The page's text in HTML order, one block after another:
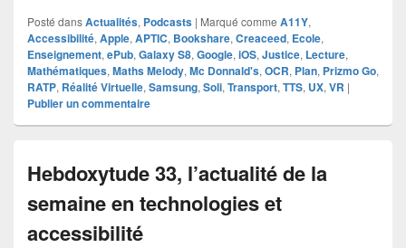
Posté dansActualités, Podcasts | Marqué comme A11Y,
Accessibilité, Apple, APTIC, Bookshare, Creaceed, Ecole,
Enseignement, ePub, Galaxy S8, Google, iOS, Justice, Lecture,
Mathématiques, Maths Melody, Mc Donnald's, OCR, Plan, Prizmo Go,
RATP, Réalité Virtuelle, Samsung, Soli, Transport, TTS, UX, VR |
Publier un commentaire
Hebdoxytude 33, l’actualité de la
semaine en technologies et
accessibilité